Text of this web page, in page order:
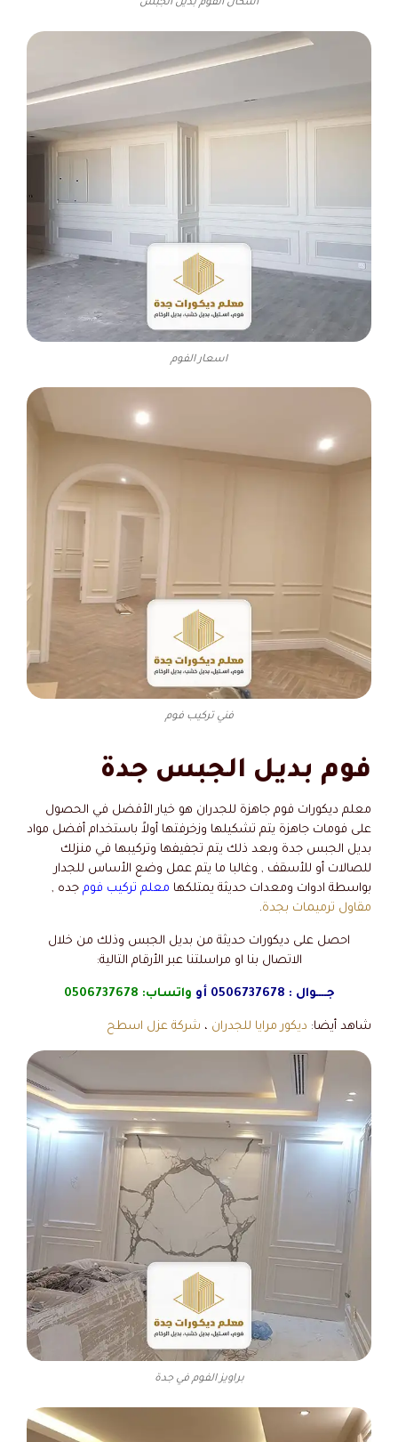
أشكال الفوم بديل الجبس
اسعار الفوم
فني تركيب فوم
فوم بديل الجبس جدة
معلم ديكورات فوم جاهزة للجدران هو خيار الأفضل في الحصول
على فومات جاهزة يتم تشكيلها وزخرفتها أولاً باستخدام أفضل مواد
بديل الجبس جدة وبعد ذلك يتم تجفيفها وتركيبها في منزلك
للصالات أو للأسقف , وغالبا ما يتم عمل وضع الأساس للجدار
بواسطة ادوات ومعدات حديثة يمتلكها معلم تركيب فوم جده ,
مقاول ترميمات بجدة.
احصل على ديكورات حديثة من بديل الجبس وذلك من خلال
الاتصال بنا او مراسلتنا عبر الأرقام التالية:
جــــوال : 0506737678 أو واتساب: 0506737678
شاهد أيضا: ديكور مرايا للجدران ، شركة عزل اسطح
براويز الفوم في جدة